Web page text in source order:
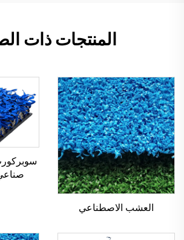
المنتجات ذات
العشب الاصطناعي